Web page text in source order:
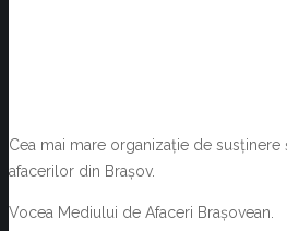
Cea mai mare organizație de susținere
afacerilor din Brașov.
Vocea Mediului de Afaceri Brașovean.